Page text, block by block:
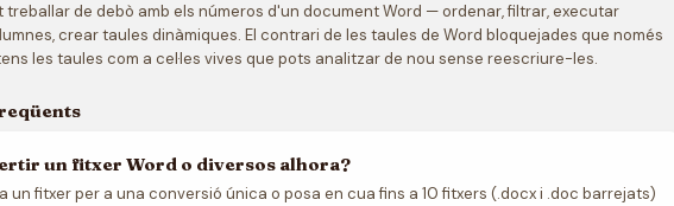
treballar de debò amb els números d'un document Word — ordenar, filtrar, executar
crear taules dinàmiques. El contrari de les taules de Word bloquejades que només
les taules com a cel·les vives que pots analitzar de nou sense reescriure-les.
un fitxer Word o diversos alhora?
un fitxer per a una conversió única o posa en cua fins a 10 fitxers (.docx i .doc barrejats)